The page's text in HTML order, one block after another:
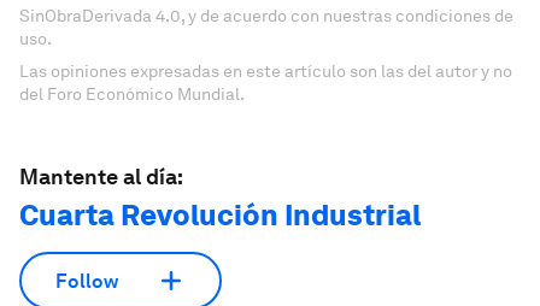
SinObraDerivada 4.0, y de acuerdo con nuestras condiciones de
uso.
Las opiniones expresadas en este artículo son las del autor y no
del Foro Económico Mundial.
Mantente al día:
Cuarta Revolución Industrial
Follow